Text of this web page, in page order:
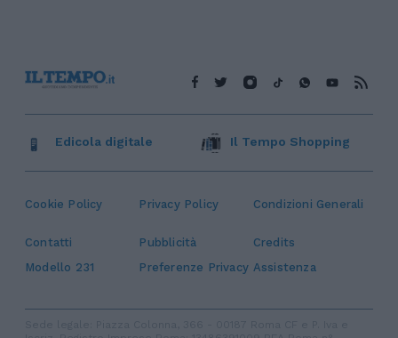
Cookie Policy Privacy Policy Condizioni Generali
Contatti Pubblicità
Credits
Modello 231
Preferenze Privacy Assistenza
Edicola digitale Il Tempo Shopping